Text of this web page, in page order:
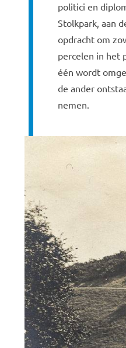
politici en
Stolkpark, aan
opdracht om
percelen in het
één wordt
de ander
nemen.